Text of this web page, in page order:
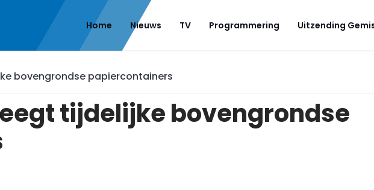
Home Nieuws TV Programmering Uitzending
bovengrondse papiercontainers
tijdelijke bovengrondse